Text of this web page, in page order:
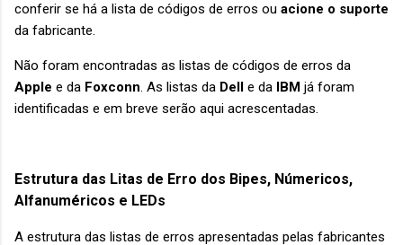
conferir se há a lista de códigos de erros ou acione o suporte
da fabricante.
Não foram encontradas as listas de códigos de erros da
Apple e da Foxconn. As listas da Dell e da IBM já foram
identificadas e em breve serão aqui acrescentadas.
Estrutura das Litas de Erro dos Bipes, Númericos,
Alfanuméricos e LEDs
A estrutura das listas de erros apresentadas pelas fabricantes